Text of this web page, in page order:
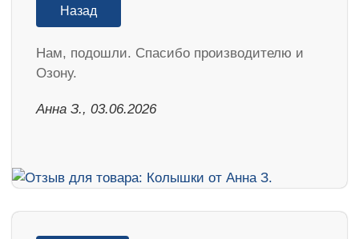
Назад
Нам, подошли. Спасибо производителю и
Озону.
Анна З., 03.06.2026